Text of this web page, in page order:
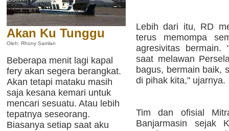
Akan Ku Tunggu
Oleh: Rhony Samlan
Beberapa menit lagi kapal
fery akan segera berangkat.
Akan tetapi mataku masih
saja kesana kemari untuk
mencari sesuatu. Atau lebih
tepatnya seseorang.
Biasanya setiap saat aku
Lebih dari itu, RD
terus memompa
agresivitas bermain.
saat melawan
bagus, bermain baik,
di pihak kita," ujarnya.
Tim dan ofisial
Banjarmasin sejak